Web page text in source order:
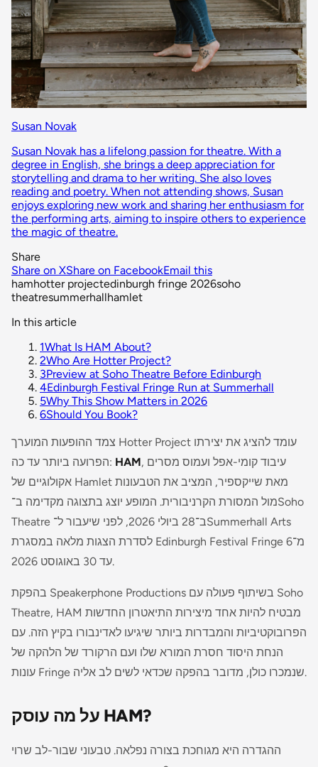
Susan Novak
Susan Novak has a lifelong passion for theatre. With a
degree in English, she brings a deep appreciation for
storytelling and drama to her writing. She also loves
reading and poetry. When not attending shows, Susan
enjoys exploring new work and sharing her enthusiasm for
the performing arts, aiming to inspire others to experience
the magic of theatre.
Share
Share on XShare on FacebookEmail this
hamhotter projectedinburgh fringe 2026soho
theatresummerhallhamlet
In this article
1What Is HAM About?
2Who Are Hotter Project?
3Preview at Soho Theatre Before Edinburgh
4Edinburgh Festival Fringe Run at Summerhall
5Why This Show Matters in 2026
6Should You Book?
צמד ההופעות המוערך Hotter Project עומד להציג את יצירתו
הפרועה ביותר עד כה: HAM, עיבוד קומי-אפל ועמוס מסרים
Hamlet
מול המסורת הקרניבורית. המופע יוצג בתצוגה מקדימה ב־Soho
Theatre ב־28 ביולי 2026, לפני שיעבור ל־Summerhall Arts
לסדרת הצגות מלאה במסגרת Edinburgh Festival Fringe מ־6
עד 30 באוגוסט 2026.
בהפקת Speakerphone Productions בשיתוף פעולה עם Soho
Theatre, HAM מבטיח להיות אחד מיצירות התיאטרון החדשות
הפרובוקטיביות והמבדרות ביותר שיגיעו לאדינבורו בקיץ הזה. עם
הנחת היסוד חסרת המורא שלו ועם הרקורד של הלהקה של
עונות Fringe שנמכרו כולן, מדובר בהפקה שכדאי לשים לב אליה.
על מה עוסק HAM?
ההגדרה היא מגוחכת בצורה נפלאה. טבעוני שבור-לב שרוי